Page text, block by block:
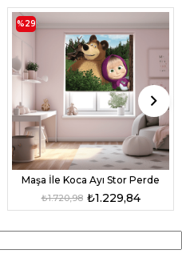
Maşa İle Koca Ayı Stor Perde
₺1.229,84
₺1.720,98
%29